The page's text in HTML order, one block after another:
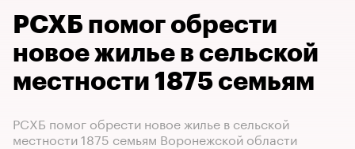
РСХБ помог обрести
новое жилье в сельской
местности 1875 семьям
РСХБ помог обрести новое жилье в сельской
местности 1875 семьям Воронежской области